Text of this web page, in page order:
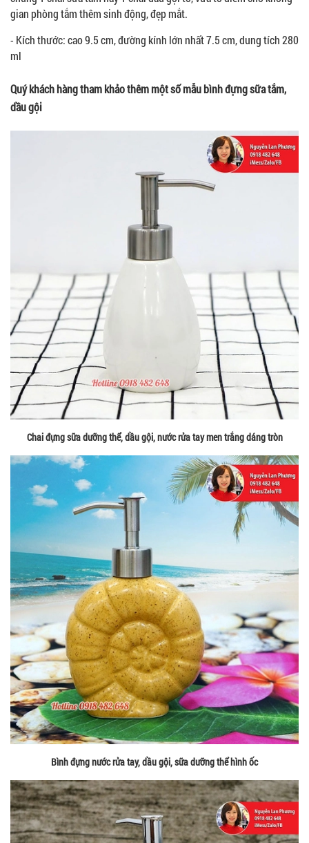
gian phòng tắm thêm sinh động, đẹp mắt.
- Kích thước: cao 9.5 cm, đường kính lớn nhất 7.5 cm, dung tích 280
ml
Quý khách hàng tham khảo thêm một số mẫu bình đựng sữa tắm,
dầu gội
Chai đựng sữa dưỡng thể, dầu gội, nước rửa tay men trắng dáng tròn
Bình đựng nước rửa tay, dầu gội, sữa dưỡng thể hình ốc